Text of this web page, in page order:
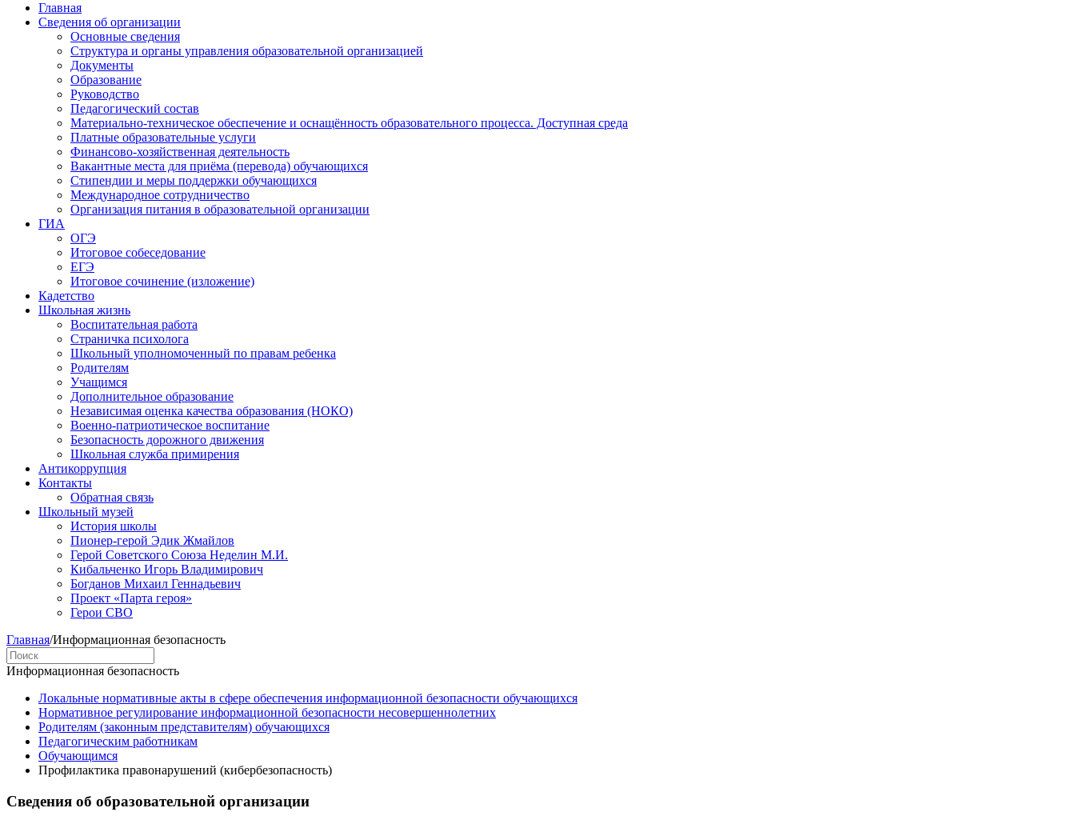
Главная
Сведения об организации
Основные сведения
Структура и органы управления образовательной организацией
Документы
Образование
Руководство
Педагогический состав
Материально-техническое обеспечение и оснащённость образовательного процесса. Доступная среда
Платные образовательные услуги
Финансово-хозяйственная деятельность
Вакантные места для приёма (перевода) обучающихся
Стипендии и меры поддержки обучающихся
Международное сотрудничество
Организация питания в образовательной организации
ГИА
ОГЭ
Итоговое собеседование
ЕГЭ
Итоговое сочинение (изложение)
Кадетство
Школьная жизнь
Воспитательная работа
Страничка психолога
Школьный уполномоченный по правам ребенка
Родителям
Учащимся
Дополнительное образование
Независимая оценка качества образования (НОКО)
Военно-патриотическое воспитание
Безопасность дорожного движения
Школьная служба примирения
Антикоррупция
Контакты
Обратная связь
Школьный музей
История школы
Пионер-герой Эдик Жмайлов
Герой Советского Союза Неделин М.И.
Кибальченко Игорь Владимирович
Богданов Михаил Геннадьевич
Проект «Парта героя»
Герои СВО
Главная/Информационная безопасность
Информационная безопасность
Локальные нормативные акты в сфере обеспечения информационной безопасности обучающихся
Нормативное регулирование информационной безопасности несовершеннолетних
Родителям (законным представителям) обучающихся
Педагогическим работникам
Обучающимся
Профилактика правонарушений (кибербезопасность)
Сведения об образовательной организации